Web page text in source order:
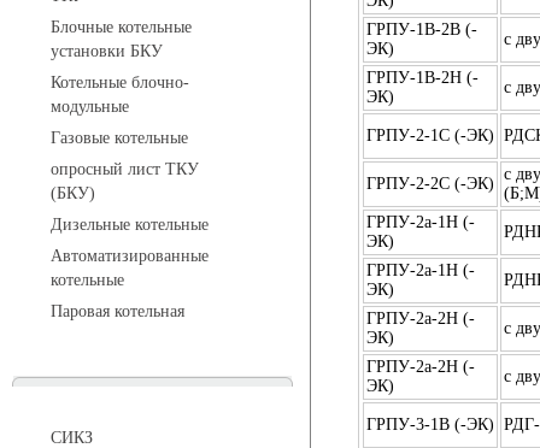
Блочные котельные
установки БКУ
Котельные блочно-
модульные
Газовые котельные
опросный лист ТКУ
(БКУ)
Дизельные котельные
Автоматизированные
котельные
Паровая котельная
СИКЗ
ГРПУ-1В-2В (-
ЭК)
с
ГРПУ-1В-2Н (-
ЭК)
с
ГРПУ-2-1С (-ЭК)
ГРПУ-2-2C (-ЭК)
с
ГРПУ-2а-1Н (-
ЭК)
ГРПУ-2а-1Н (-
ЭК)
ГРПУ-2а-2Н (-
ЭК)
с
ГРПУ-2а-2Н (-
ЭК)
с
ГРПУ-3-1В (-ЭК)